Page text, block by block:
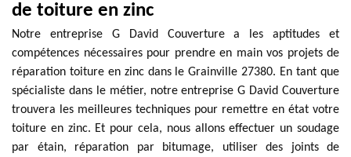
de toiture en zinc
Notre entreprise G David Couverture a les aptitudes et
compétences nécessaires pour prendre en main vos projets de
réparation toiture en zinc dans le Grainville 27380. En tant que
spécialiste dans le métier, notre entreprise G David Couverture
trouvera les meilleures techniques pour remettre en état votre
toiture en zinc. Et pour cela, nous allons effectuer un soudage
par étain, réparation par bitumage, utiliser des joints de